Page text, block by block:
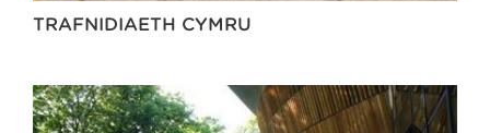
TRAFNIDIAETH CYMRU